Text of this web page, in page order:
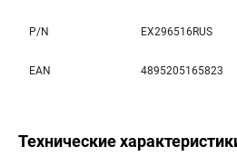
P/N EX296516RUS
EAN 4895205165823
Технические